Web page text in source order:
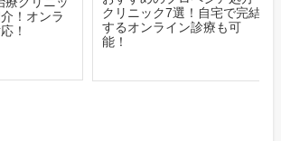
！オンラ
！
クリニック7選！自宅で完結
するオンライン診療も可
能！